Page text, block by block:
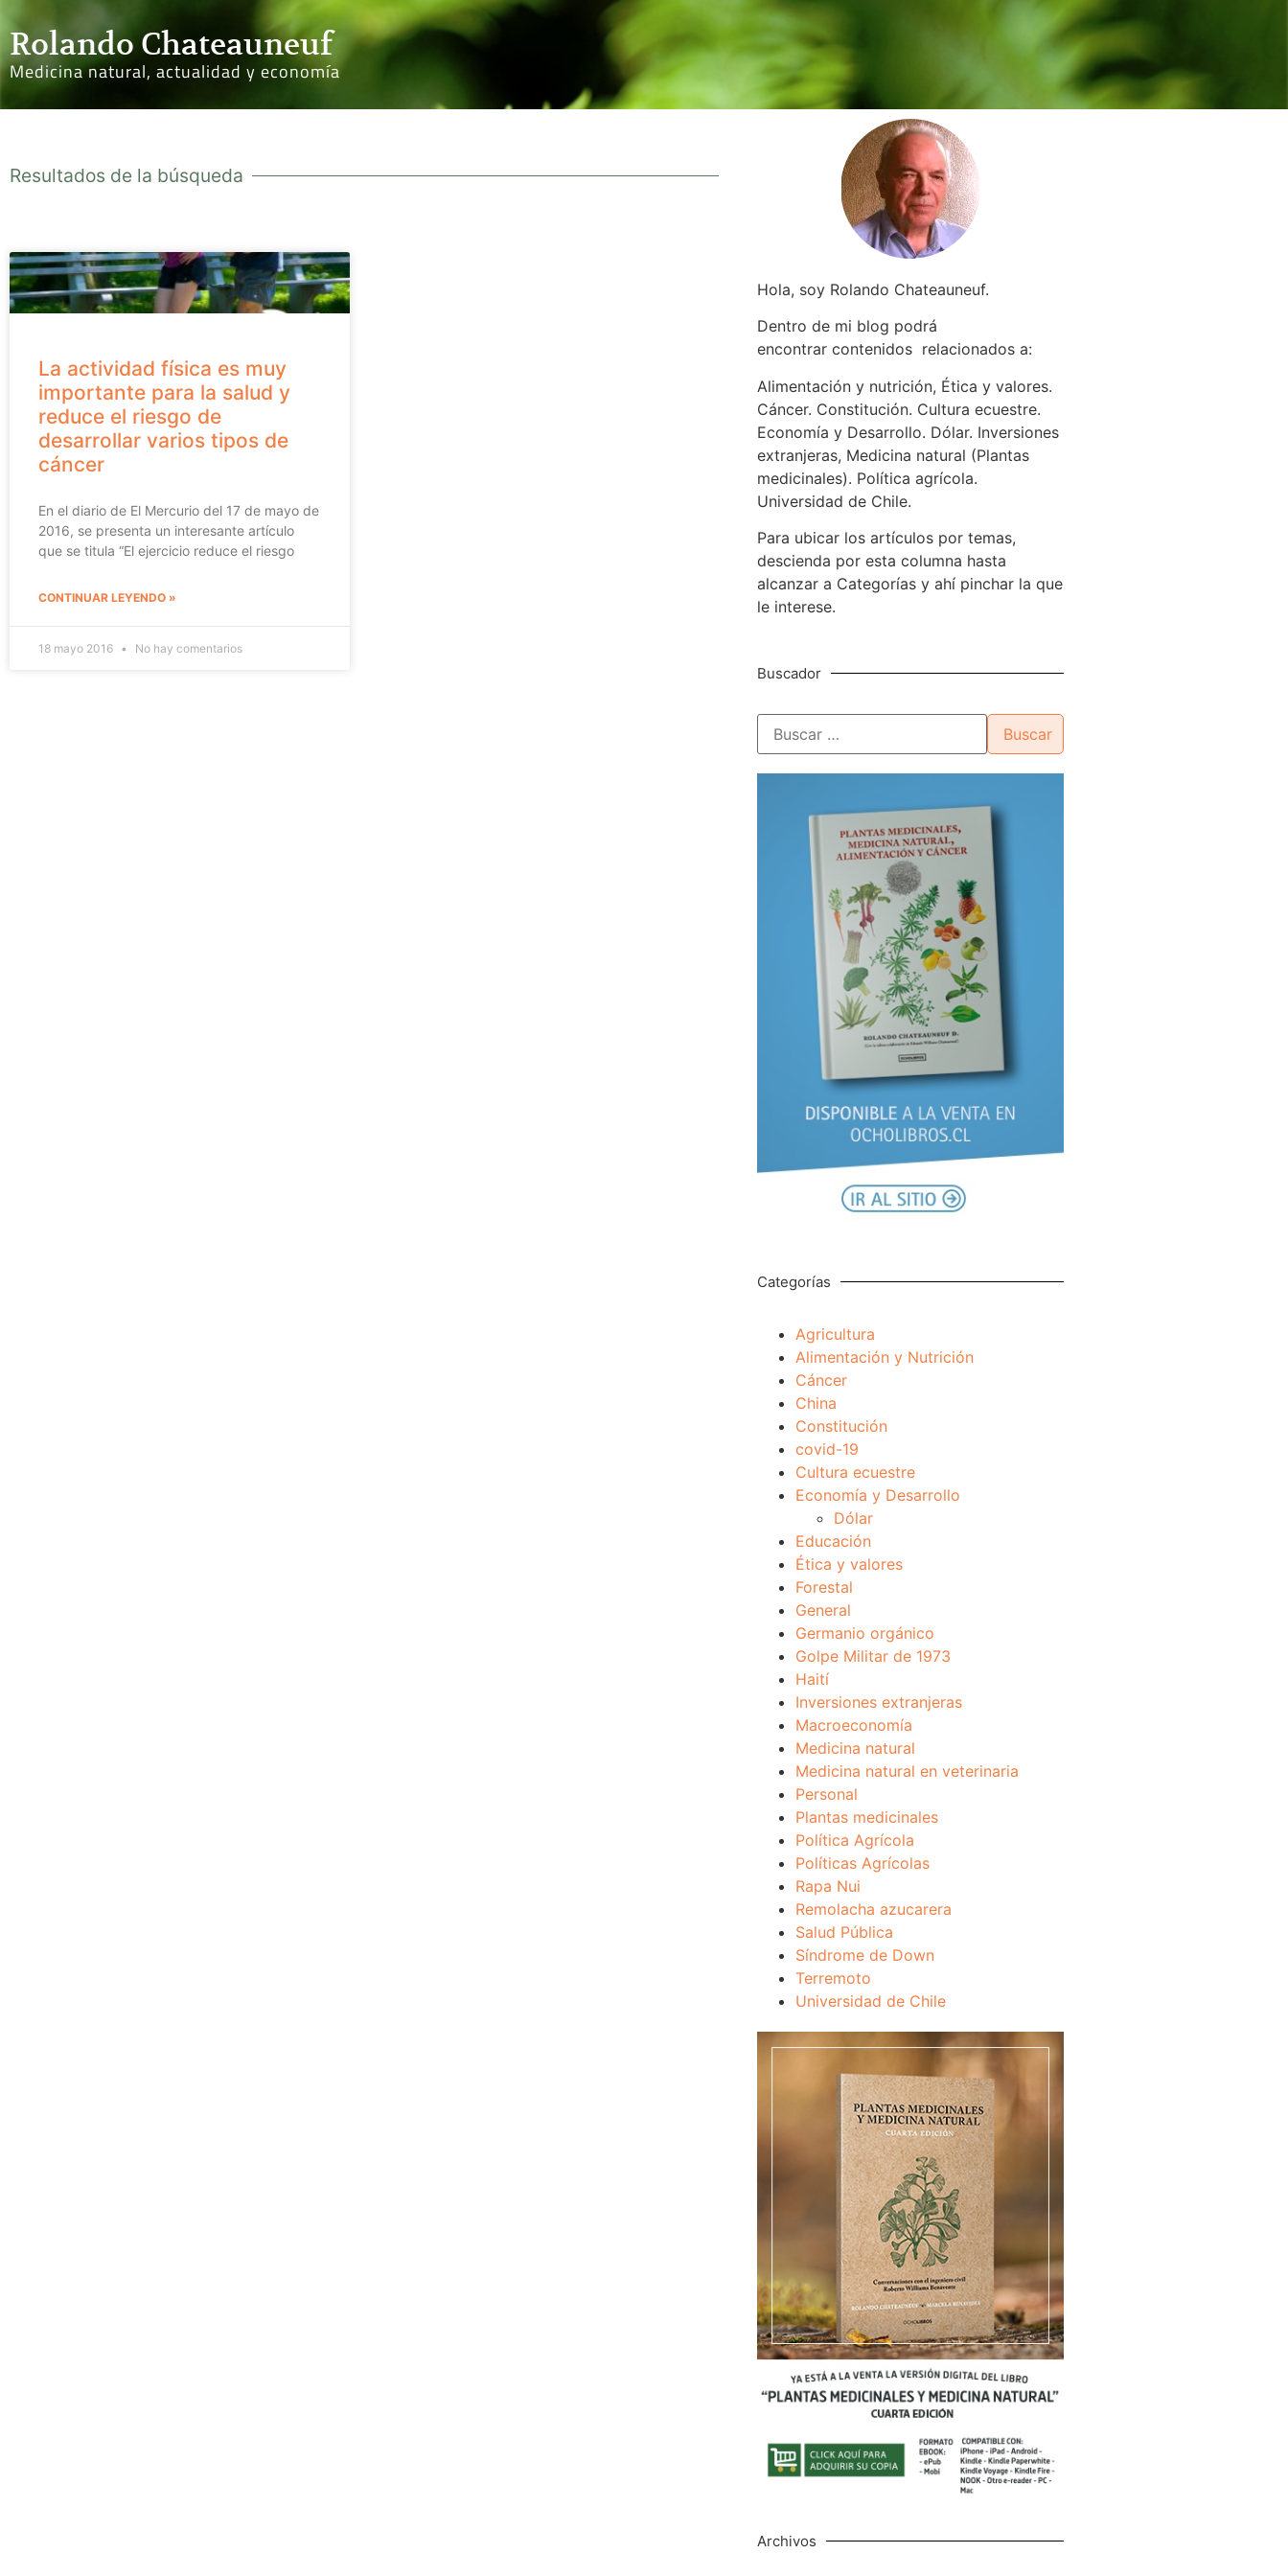
Rolando Chateauneuf
Medicina natural, actualidad y economía
Resultados de la búsqueda
La actividad física es muy
importante para la salud y
reduce el riesgo de
desarrollar varios tipos de
cáncer
En el diario de El Mercurio del 17 de mayo de
2016, se presenta un interesante artículo
que se titula “El ejercicio reduce el riesgo
CONTINUAR LEYENDO »
18 mayo 2016 No hay comentarios
Hola, soy Rolando Chateauneuf.
Dentro de mi blog podrá
encontrar contenidos relacionados a:
Alimentación y nutrición, Ética y valores.
Cáncer. Constitución. Cultura ecuestre.
Economía y Desarrollo. Dólar. Inversiones
extranjeras, Medicina natural (Plantas
medicinales). Política agrícola.
Universidad de Chile.
Para ubicar los artículos por temas,
descienda por esta columna hasta
alcanzar a Categorías y ahí pinchar la que
le interese.
Buscador
Categorías
Agricultura
Alimentación y Nutrición
Cáncer
China
Constitución
covid-19
Cultura ecuestre
Economía y Desarrollo
Dólar
Educación
Ética y valores
Forestal
General
Germanio orgánico
Golpe Militar de 1973
Haití
Inversiones extranjeras
Macroeconomía
Medicina natural
Medicina natural en veterinaria
Personal
Plantas medicinales
Política Agrícola
Políticas Agrícolas
Rapa Nui
Remolacha azucarera
Salud Pública
Síndrome de Down
Terremoto
Universidad de Chile
Archivos